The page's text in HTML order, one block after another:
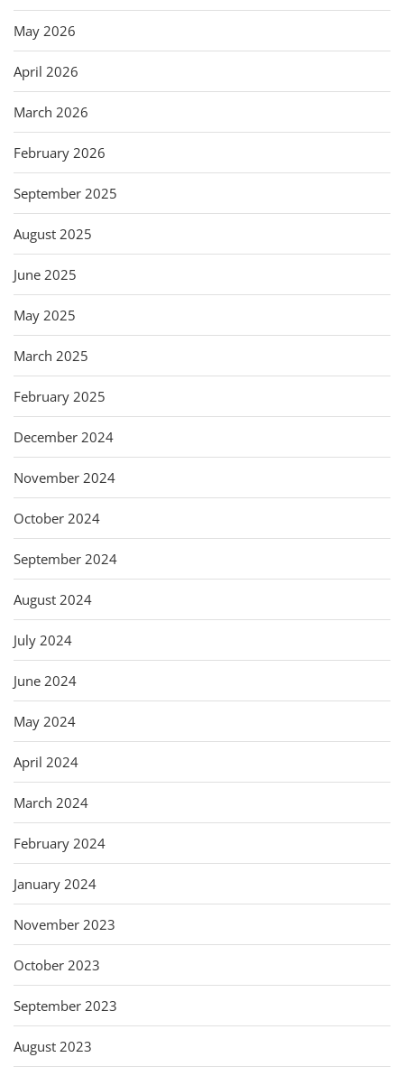
May 2026
April 2026
March 2026
February 2026
September 2025
August 2025
June 2025
May 2025
March 2025
February 2025
December 2024
November 2024
October 2024
September 2024
August 2024
July 2024
June 2024
May 2024
April 2024
March 2024
February 2024
January 2024
November 2023
October 2023
September 2023
August 2023